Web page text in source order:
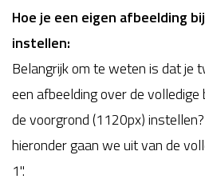
Hoe je een eigen afbeelding
instellen:
Belangrijk om te weten is dat je
een afbeelding over de
de voorgrond (1120px)
hieronder gaan we uit van de
1".